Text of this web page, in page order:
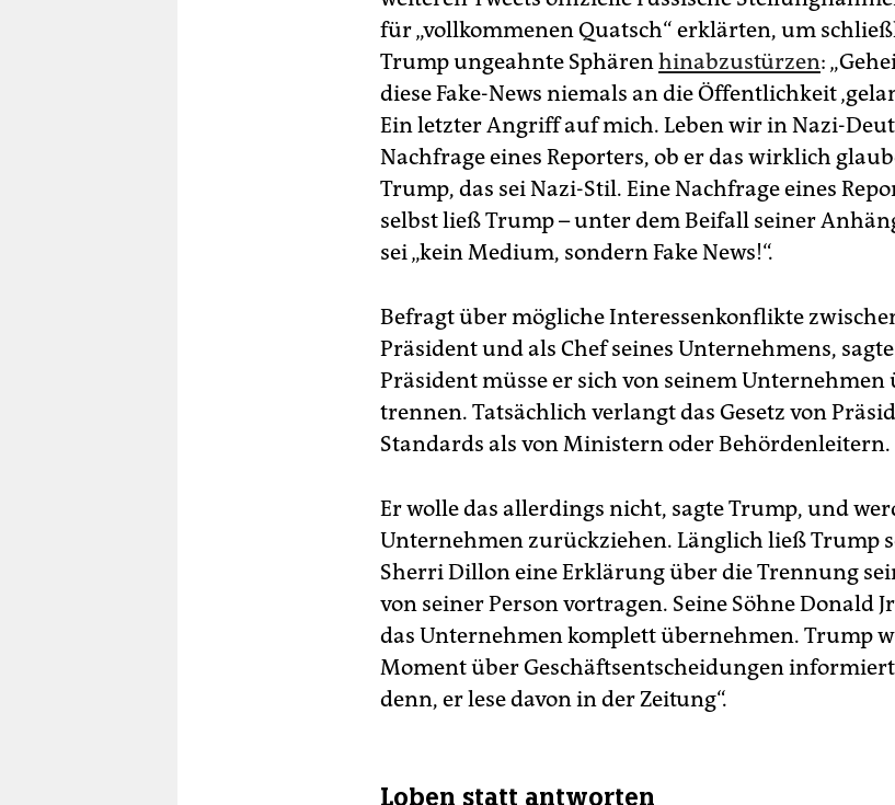
für „vollkommenen Quatsch“ erklärten, um
Trump ungeahnte Sphären ­hinabzustürzen:
diese Fake-News niemals an die Öffentlichkeit
Ein letzter Angriff auf mich. Leben wir in Nazi-
Nachfrage eines Reporters, ob er das wirklich
Trump, das sei Nazi-Stil. Eine Nachfrage eines
selbst ließ Trump – unter dem Beifall seiner
sei „kein Medium, sondern Fake News!“.
Befragt über mögliche Interessenkonflikte
Präsident und als Chef seines Unternehmens,
Präsident müsse er sich von seinem
trennen. Tatsächlich verlangt das Gesetz von
Standards als von Ministern oder Behördenleitern.
Er wolle das allerdings nicht, sagte Trump, und
Unternehmen zurückziehen. Länglich ließ Trump
Sherri Dillon eine Erklärung über die Trennung
von seiner Person vortragen. Seine Söhne Donald
das Unternehmen komplett übernehmen. Trump
Moment über Geschäftsentscheidungen informiert
denn, er lese davon in der Zeitung“.
Loben statt antworten